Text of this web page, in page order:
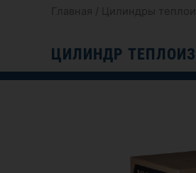
Главная / Цилиндры
ЦИЛИНДР